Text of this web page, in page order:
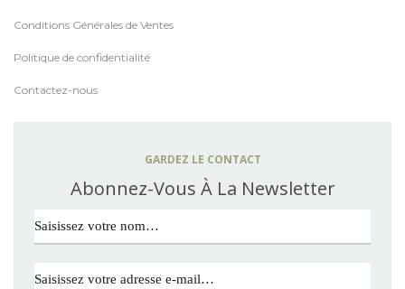
Conditions Générales de Ventes
Politique de confidentialité
Contactez-nous
GARDEZ LE CONTACT
Abonnez-Vous À La Newsletter